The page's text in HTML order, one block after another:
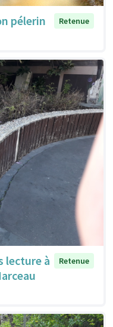
pélerin
Retenue
lecture à
Retenue